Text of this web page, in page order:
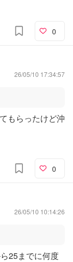
0
26/05/10 17:34:57
もらったけど沖
0
26/05/10 10:14:26
25までに何度